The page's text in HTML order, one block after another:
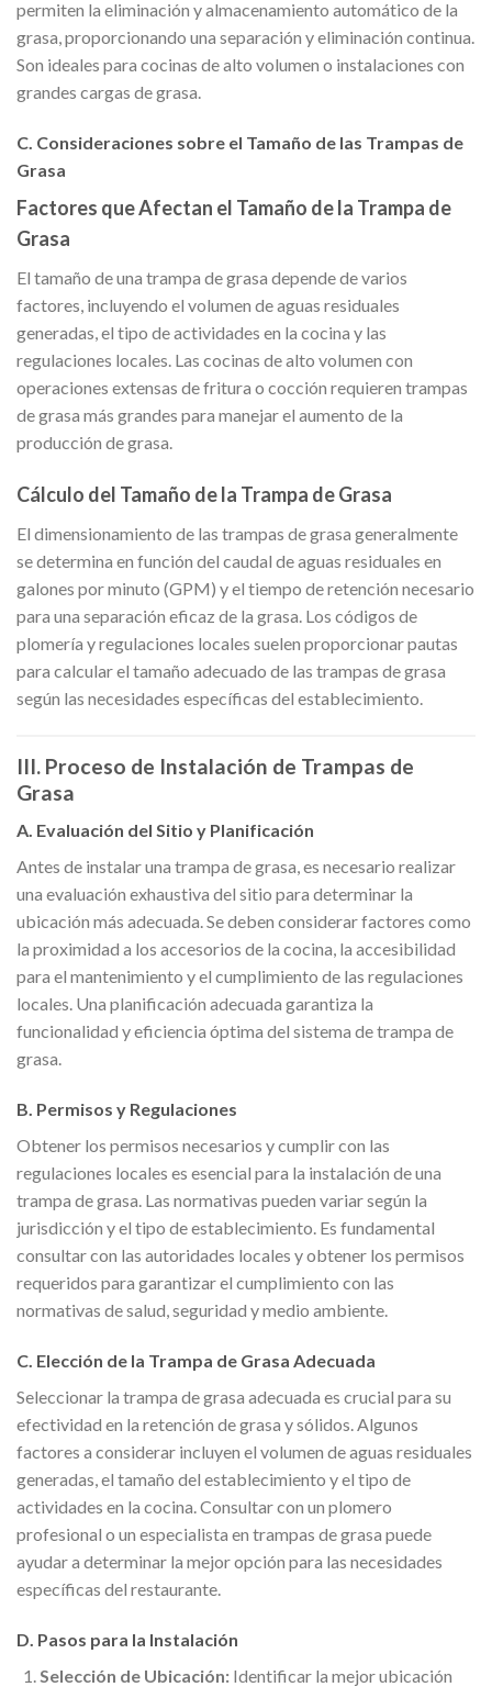
permiten la eliminación y almacenamiento automático de la
grasa, proporcionando una separación y eliminación continua.
Son ideales para cocinas de alto volumen o instalaciones con
grandes cargas de grasa.
C. Consideraciones sobre el Tamaño de las Trampas de
Grasa
Factores que Afectan el Tamaño de la Trampa de
Grasa
El tamaño de una trampa de grasa depende de varios
factores, incluyendo el volumen de aguas residuales
generadas, el tipo de actividades en la cocina y las
regulaciones locales. Las cocinas de alto volumen con
operaciones extensas de fritura o cocción requieren trampas
de grasa más grandes para manejar el aumento de la
producción de grasa.
Cálculo del Tamaño de la Trampa de Grasa
El dimensionamiento de las trampas de grasa generalmente
se determina en función del caudal de aguas residuales en
galones por minuto (GPM) y el tiempo de retención necesario
para una separación eficaz de la grasa. Los códigos de
plomería y regulaciones locales suelen proporcionar pautas
para calcular el tamaño adecuado de las trampas de grasa
según las necesidades específicas del establecimiento.
III. Proceso de Instalación de Trampas de
Grasa
A. Evaluación del Sitio y Planificación
Antes de instalar una trampa de grasa, es necesario realizar
una evaluación exhaustiva del sitio para determinar la
ubicación más adecuada. Se deben considerar factores como
la proximidad a los accesorios de la cocina, la accesibilidad
para el mantenimiento y el cumplimiento de las regulaciones
locales. Una planificación adecuada garantiza la
funcionalidad y eficiencia óptima del sistema de trampa de
grasa.
B. Permisos y Regulaciones
Obtener los permisos necesarios y cumplir con las
regulaciones locales es esencial para la instalación de una
trampa de grasa. Las normativas pueden variar según la
jurisdicción y el tipo de establecimiento. Es fundamental
consultar con las autoridades locales y obtener los permisos
requeridos para garantizar el cumplimiento con las
normativas de salud, seguridad y medio ambiente.
C. Elección de la Trampa de Grasa Adecuada
Seleccionar la trampa de grasa adecuada es crucial para su
efectividad en la retención de grasa y sólidos. Algunos
factores a considerar incluyen el volumen de aguas residuales
generadas, el tamaño del establecimiento y el tipo de
actividades en la cocina. Consultar con un plomero
profesional o un especialista en trampas de grasa puede
ayudar a determinar la mejor opción para las necesidades
específicas del restaurante.
D. Pasos para la Instalación
Selección de Ubicación:Identificar la mejor ubicación